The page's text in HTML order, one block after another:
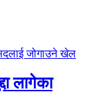
लागेका